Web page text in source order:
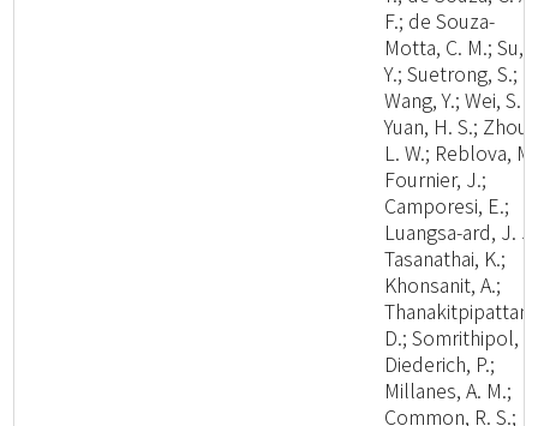
F.; de Souza-
Motta, C. M.; Su,
Y.; Suetrong, S.;
Wang, Y.; Wei, S.
Yuan, H. S.; Zhou,
L. W.; Reblova,
Fournier, J.;
Camporesi, E.;
Luangsa-ard, J.
Tasanathai, K.;
Khonsanit, A.;
D.; Somrithipol,
Diederich, P.;
Millanes, A. M.;
Common, R. S.;